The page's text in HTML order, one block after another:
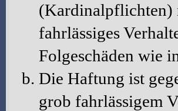
(Kardinalpflichten)
fahrlässiges
Folgeschäden wie
Die Haftung ist
grob fahrlässigem